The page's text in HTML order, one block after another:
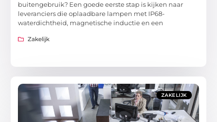
buitengebruik? Een goede eerste stap is kijken naar
leveranciers die oplaadbare lampen met IP68-
waterdichtheid, magnetische inductie en een
Zakelijk
ZAKELIJK